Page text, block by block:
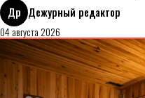
Др Дежурный редактор
04 августа 2026